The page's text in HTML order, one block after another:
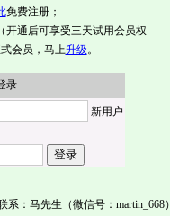
免费注册；
（开通后可享受三天试用会员权
会员，马上升级。
录
新用户
：马先生（微信号：martin_668）